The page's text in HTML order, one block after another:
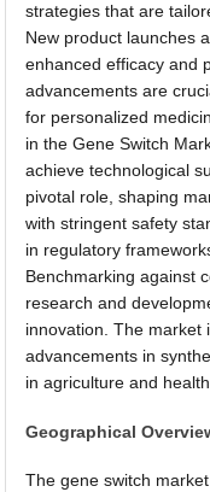
strategies that are
New product launches
enhanced efficacy and
advancements are
for personalized
in the Gene Switch
achieve technological
pivotal role, shaping
with stringent safety
in regulatory
Benchmarking against
research and
innovation. The market
advancements in
in agriculture and
Geographical
The gene switch